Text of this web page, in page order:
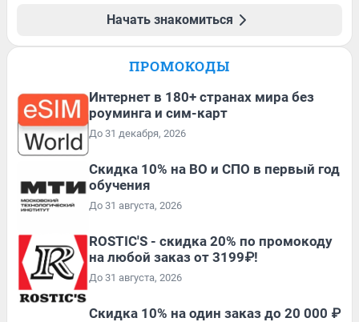
Начать знакомиться
ПРОМОКОДЫ
Интернет в 180+ странах мира без
роуминга и сим-карт
До 31 декабря, 2026
Скидка 10% на ВО и СПО в первый год
обучения
До 31 августа, 2026
ROSTIC'S - скидка 20% по промокоду
на любой заказ от 3199₽!
До 31 августа, 2026
Скидка 10% на один заказ до 20 000 ₽